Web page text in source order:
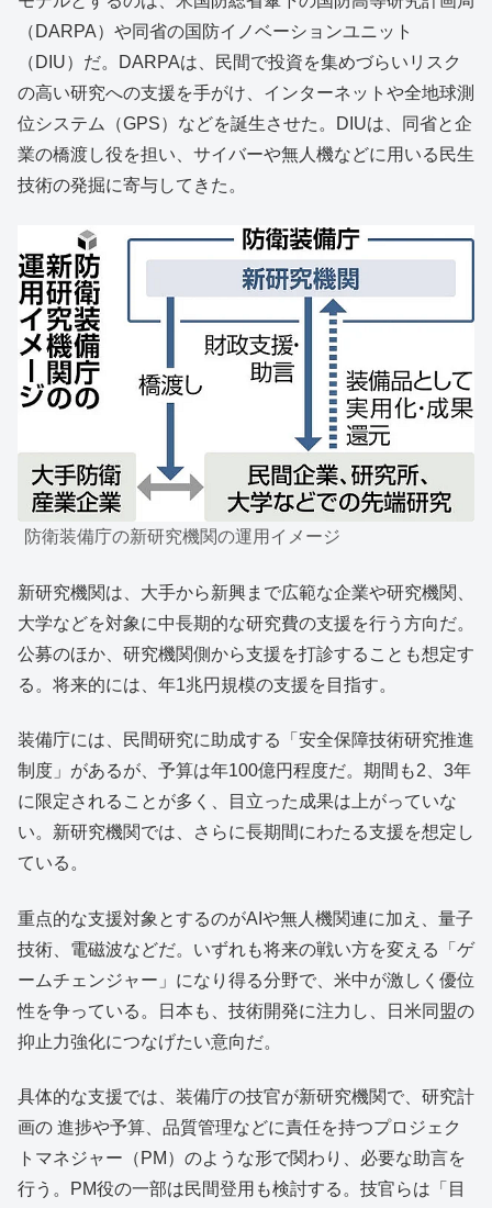
（DARPA）や同省の国防イノベーションユニット
（DIU）だ。DARPAは、民間で投資を集めづらいリスク
の高い研究への支援を手がけ、インターネットや全地球測
位システム（GPS）などを誕生させた。DIUは、同省と企
業の橋渡し役を担い、サイバーや無人機などに用いる民生
技術の発掘に寄与してきた。
防衛装備庁の新研究機関の運用イメージ
新研究機関は、大手から新興まで広範な企業や研究機関、
大学などを対象に中長期的な研究費の支援を行う方向だ。
公募のほか、研究機関側から支援を打診することも想定す
る。将来的には、年1兆円規模の支援を目指す。
装備庁には、民間研究に助成する「安全保障技術研究推進
制度」があるが、予算は年100億円程度だ。期間も2、3年
に限定されることが多く、目立った成果は上がっていな
い。新研究機関では、さらに長期間にわたる支援を想定し
ている。
重点的な支援対象とするのがAIや無人機関連に加え、量子
技術、電磁波などだ。いずれも将来の戦い方を変える「ゲ
ームチェンジャー」になり得る分野で、米中が激しく優位
性を争っている。日本も、技術開発に注力し、日米同盟の
抑止力強化につなげたい意向だ。
具体的な支援では、装備庁の技官が新研究機関で、研究計
画の 進捗や予算、品質管理などに責任を持つプロジェク
トマネジャー（PM）のような形で関わり、必要な助言を
行う。PM役の一部は民間登用も検討する。技官らは「目